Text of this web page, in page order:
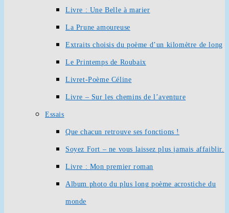
Livre : Une Belle à marier
La Prune amoureuse
Extraits choisis du poème d’un kilomètre de long
Le Printemps de Roubaix
Livret-Poème Céline
Livre – Sur les chemins de l’aventure
Essais
Que chacun retrouve ses fonctions !
Soyez Fort – ne vous laissez plus jamais affaiblir.
Livre : Mon premier roman
Album photo du plus long poème acrostiche du
monde